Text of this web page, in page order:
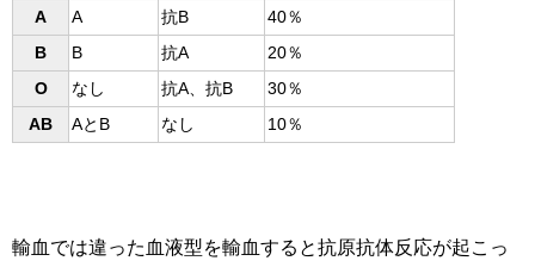
A
A 抗B
40％
B
B 抗A
20％
O
なし 抗A、抗B
30％
AB
AとB なし 10％
輸血では違った血液型を輸血すると抗原抗体反応が起こっ